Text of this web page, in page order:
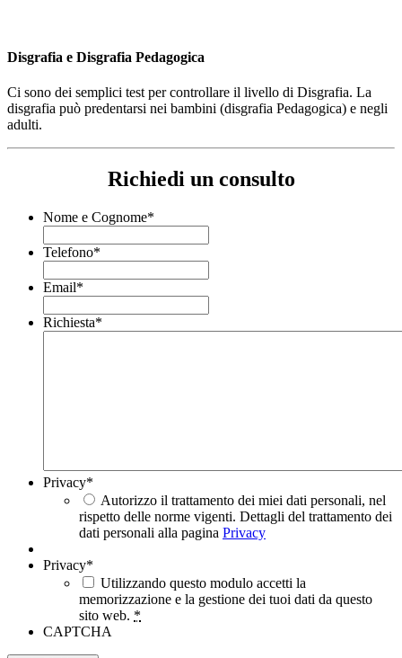
Disgrafia e Disgrafia Pedagogica
Ci sono dei semplici test per controllare il livello di Disgrafia. La
disgrafia può predentarsi nei bambini (disgrafia Pedagogica) e negli
adulti.
Richiedi un consulto
Nome e Cognome*
Telefono*
Email*
Richiesta*
Privacy*
Autorizzo il trattamento dei miei dati personali, nel
rispetto delle norme vigenti. Dettagli del trattamento dei
dati personali alla pagina Privacy
Privacy*
Utilizzando questo modulo accetti la
memorizzazione e la gestione dei tuoi dati da questo
sito web. *
CAPTCHA